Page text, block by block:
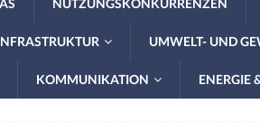
NUTZUNGSKONKURRENZEN
UMWELT- UND
KOMMUNIKATION ENERGIE